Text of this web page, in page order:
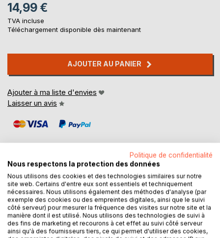
14,99 €
TVA incluse
Téléchargement disponible dès maintenant
AJOUTER AU PANIER
Ajouter à ma liste d'envies
Laisser un avis
DESCRIPTION
Auteur incontournable de la littérature alchimique, Albert
Poisson a écrit, durant sa courte vie, des textes qui ont
marqué l'Histoire, même si certaines erreurs ou
Politique de confidentialité
Nous respectons la protection des données
Nous utilisons des cookies et des technologies similaires sur notre
site web. Certains d'entre eux sont essentiels et techniquement
nécessaires. Nous utilisons également des méthodes d'analyse (par
exemple des cookies ou des empreintes digitales, ainsi que le suivi
côté serveur) pour mesurer la fréquence des visites sur notre site et la
manière dont il est utilisé. Nous utilisons des technologies de suivi à
des fins de marketing et recourons à cet effet au suivi côté serveur
ainsi qu'à des fournisseurs tiers, ce qui permet d'utiliser des cookies,